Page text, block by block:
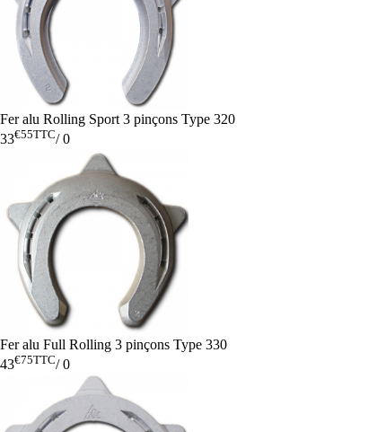
Fer alu Rolling Sport 3 pinçons Type 320
33€55TTC/0
Fer alu Full Rolling 3 pinçons Type 330
43€75TTC/0